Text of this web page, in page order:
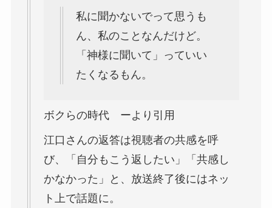
私に聞かないでって思うも
ん、私のことなんだけど。
「神様に聞いて」っていい
たくなるもん。
ボクらの時代 ーより引用
江口さんの返答は視聴者の共感を呼
び、「自分もこう返したい」「共感し
かなかった」と、放送終了後にはネッ
ト上で話題に。